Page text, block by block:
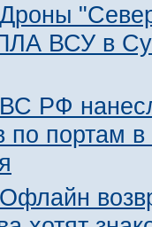
Дроны
ВСУ в
ВС РФ
по портам
Офлайн